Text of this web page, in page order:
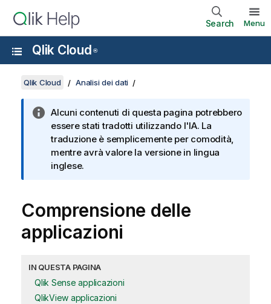
Search Menu
Qlik Cloud ®
Qlik Cloud Analisi dei dati
Alcuni contenuti di questa pagina potrebbero
essere stati tradotti utilizzando l'IA. La
traduzione è semplicemente per comodità,
mentre avrà valore la versione in lingua
inglese.
Comprensione delle
applicazioni
IN QUESTA PAGINA
Qlik Sense applicazioni
QlikView applicazioni